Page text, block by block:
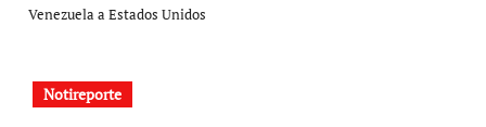
Venezuela a Estados Unidos
Notireporte